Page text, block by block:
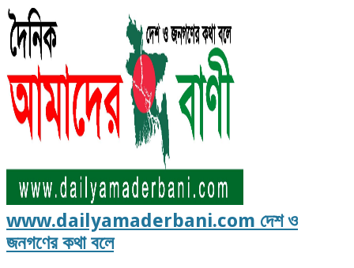
www.dailyamaderbani.com দেশ ও
জনগণের কথা বলে